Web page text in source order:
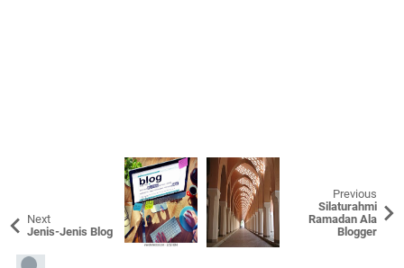
Next
Jenis-Jenis Blog
Previous
Silaturahmi
Ramadan Ala
Blogger